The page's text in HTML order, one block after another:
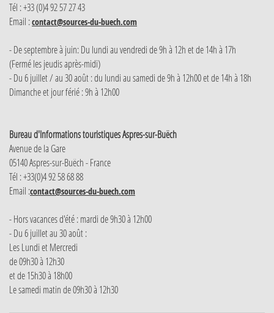
Tél : +33 (0)4 92 57 27 43
Email :contact@sources-du-buech.com
- De septembre à juin: Du lundi au vendredi de 9h à 12h et de 14h à 17h
(Fermé les jeudis après-midi)
- Du 6 juillet / au 30 août : du lundi au samedi de 9h à 12h00 et de 14h à 18h
Dimanche et jour férié : 9h à 12h00
Bureau d'Informations touristiques Aspres-sur-Buëch
Avenue de la Gare
05140 Aspres-sur-Buëch - France
Tél : +33(0)4 92 58 68 88
Email :contact@sources-du-buech.com
- Hors vacances d'été : mardi de 9h30 à 12h00
- Du 6 juillet au 30 août :
Les Lundi et Mercredi
de 09h30 à 12h30
et de 15h30 à 18h00
Le samedi matin de 09h30 à 12h30